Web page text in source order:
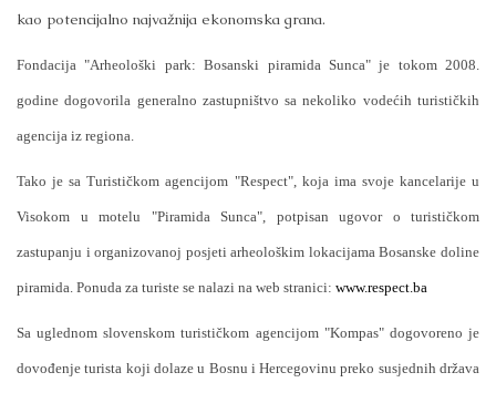
kao potencijalno najvažnija ekonomska grana.
Fondacija "Arheološki park: Bosanski piramida Sunca" je tokom 2008.
godine dogovorila generalno zastupništvo sa nekoliko vodećih turističkih
agencija iz regiona.
Tako je sa Turističkom agencijom "Respect", koja ima svoje kancelarije u
Visokom u motelu "Piramida Sunca", potpisan ugovor o turističkom
zastupanju i organizovanoj posjeti arheološkim lokacijama Bosanske doline
piramida. Ponuda za turiste se nalazi na web stranici: www.respect.ba
Sa uglednom slovenskom turističkom agencijom "Kompas" dogovoreno je
dovođenje turista koji dolaze u Bosnu i Hercegovinu preko susjednih država